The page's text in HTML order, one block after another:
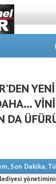
DA
, Son Dakika,